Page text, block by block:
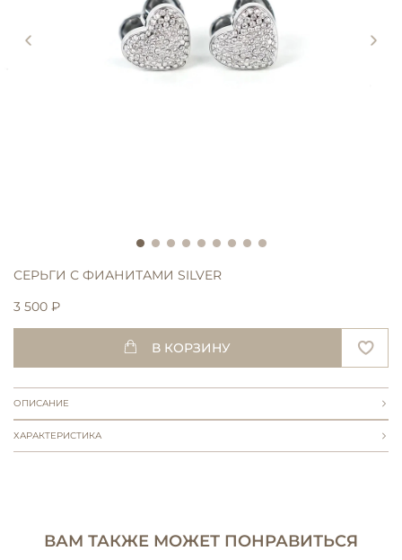
СЕРЬГИ С ФИАНИТАМИ SILVER
3 500 ₽
В КОРЗИНУ
ОПИСАНИЕ
ХАРАКТЕРИСТИКА
ВАМ ТАКЖЕ МОЖЕТ ПОНРАВИТЬСЯ